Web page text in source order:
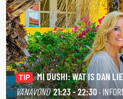
TIP
MI DUSHI: WAT IS DAN
VANAVOND 21:23 - 22:30 ·